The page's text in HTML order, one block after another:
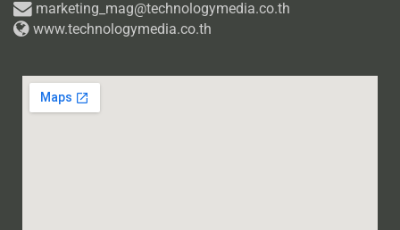
marketing_mag@technologymedia.co.th
www.technologymedia.co.th